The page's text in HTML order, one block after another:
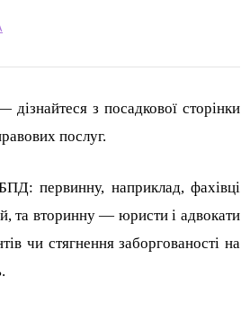
з посадкової сторінки
послуг.
первинну, наприклад, фахівці
та вторинну — юристи і адвокати
чи стягнення заборгованості на